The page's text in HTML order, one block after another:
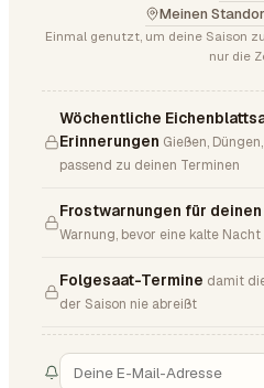
Meinen
Einmal genutzt, um deine Saison
nur die
Wöchentliche
Erinnerungen Gießen,
passend zu deinen Terminen
Frostwarnungen für deinen
Warnung, bevor eine kalte
Folgesaat-Termine damit
der Saison nie abreißt